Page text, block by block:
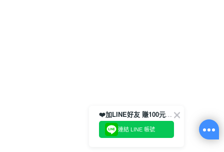
❤️加LINE好友 賺100元券！
連結 LINE 帳號